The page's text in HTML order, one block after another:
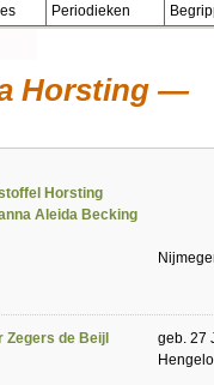
Periodieken
Horsting
Horsting
Aleida Becking
Zegers de Beijl
geb. 27
Hengelo